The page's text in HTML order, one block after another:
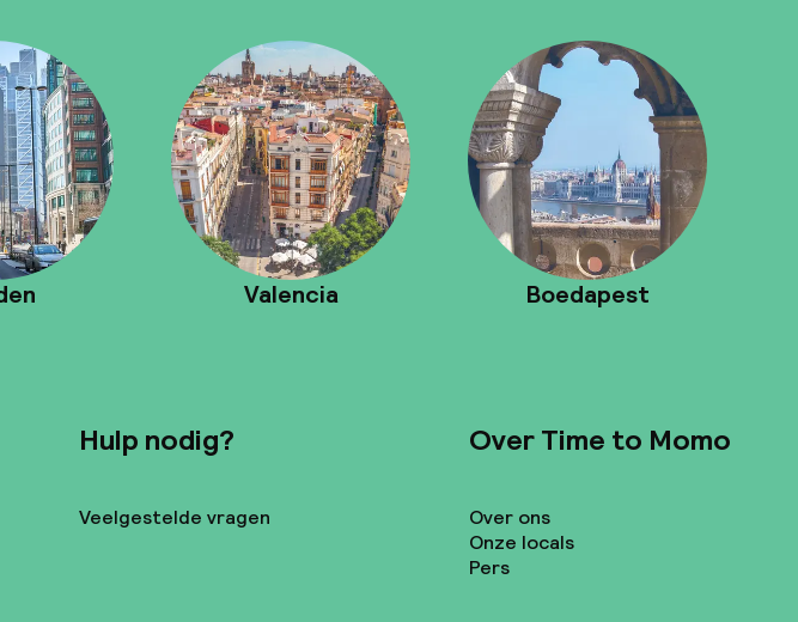
Valencia Boedapest
Hulp nodig?
Veelgestelde vragen
Over Time to Momo
Over ons
Onze locals
Pers